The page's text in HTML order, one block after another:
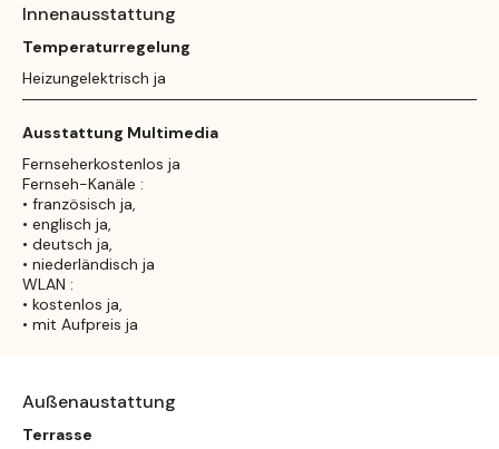
Innenausstattung
Temperaturregelung
Heizungelektrisch ja
Ausstattung Multimedia
Fernseherkostenlos ja
Fernseh-Kanäle :
• französisch ja,
• englisch ja,
• deutsch ja,
• niederländisch ja
WLAN :
• kostenlos ja,
• mit Aufpreis ja
Außenaustattung
Terrasse